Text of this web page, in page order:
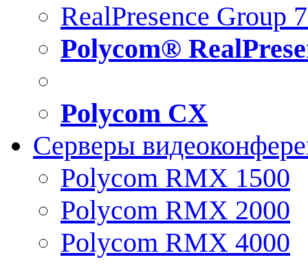
RealPresence Group
Polycom®
Polycom CX
Серверы
Polycom RMX 1500
Polycom RMX 2000
Polycom RMX 4000